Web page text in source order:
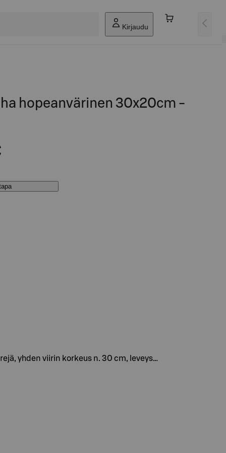
Kirjaudu
hopeanvärinen 30x20cm -
yhden viirin korkeus n. 30 cm, leveys…